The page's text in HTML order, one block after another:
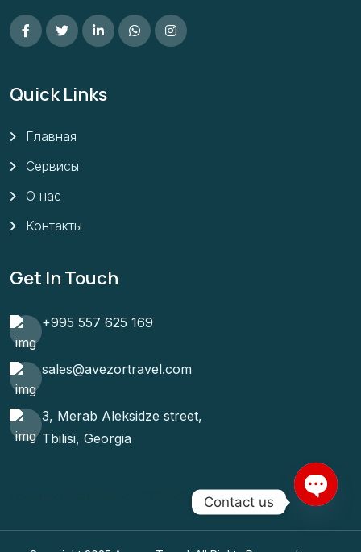
Quick Links
Главная
Сервисы
О нас
Контакты
Get In Touch
+995 557 625 169
sales@avezortravel.com
3, Merab Aleksidze street,
Tbilisi, Georgia
[location-weather id="11200"]
Contact us